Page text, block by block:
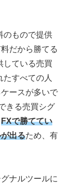
のもので提供
だから勝てる
している売買
たすべての人
ースが多いで
きる売買シグ
FXで勝ててい
出るため、有
ナルツールに